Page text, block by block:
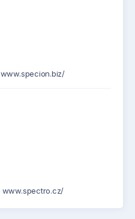
www.specion.biz/
www.spectro.cz/